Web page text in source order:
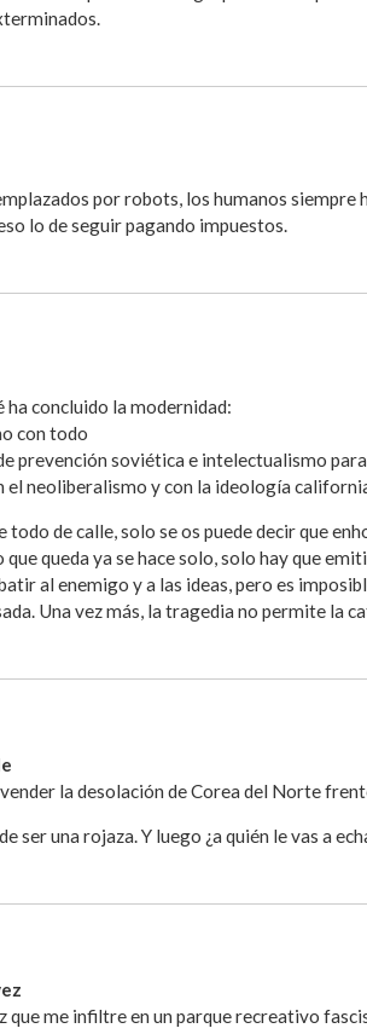
por robots, los humanos
lo de seguir pagando impuestos.
ha concluido la modernidad:
con todo
prevención soviética e intelectualismo
el neoliberalismo y con la ideología
todo de calle, solo se os puede decir que
queda ya se hace solo, solo hay que
al enemigo y a las ideas, pero es
Una vez más, la tragedia no permite la
la desolación de Corea del Norte
ser una rojaza. Y luego ¿a quién le vas a
que me infiltre en un parque recreativo